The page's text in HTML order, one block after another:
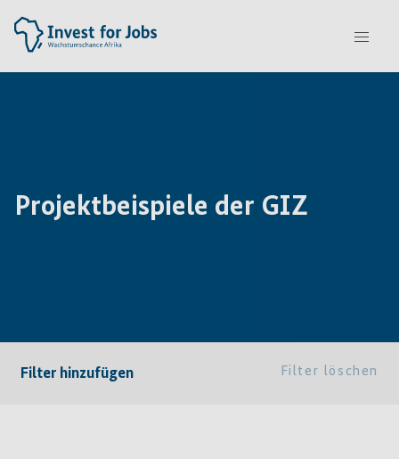
Projektbeispiele der GIZ
Filter hinzufügen Filter löschen